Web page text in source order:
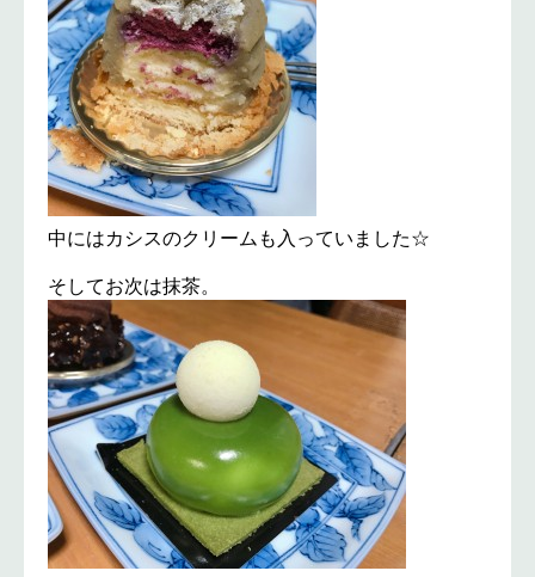
中にはカシスのクリームも入っていました☆
そしてお次は抹茶。